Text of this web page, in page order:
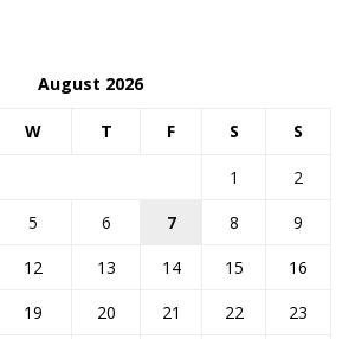
August 2026
W T F S S
1
2
5 6 7 8
9
12 13 14 15
16
19 20 21 22
23